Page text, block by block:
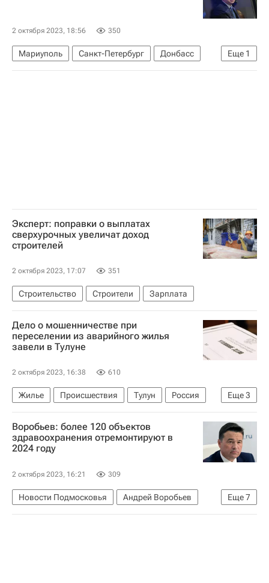
2 октября 2023, 18:56 350
Еще 1
Мариуполь Санкт-Петербург
Донбасс
Александр Беглов
Эксперт: поправки о выплатах
сверхурочных увеличат доход
строителей
2 октября 2023, 17:07 351
Строительство Строители Зарплата
Дело о мошенничестве при
переселении из аварийного жилья
завели в Тулуне
2 октября 2023, 16:38 610
Еще3
Жилье Происшествия Тулун
Россия
Иркутская область
Юрий Карих
Аварийные дома
Воробьев: более 120 объектов
здравоохранения отремонтируют в
2024 году
2 октября 2023, 16:21 309
Еще7
Новости Подмосковья
Андрей Воробьев
Жуковский
Щелково